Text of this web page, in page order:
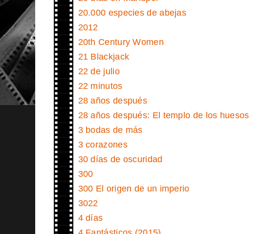
20.000 especies de abejas
2012
20th Century Women
21 Blackjack
22 de julio
22 minutos
28 años después
28 años después: El templo de los huesos
3 bodas de más
3 corazones
30 días de oscuridad
300
300 El origen de un imperio
3022
4 días